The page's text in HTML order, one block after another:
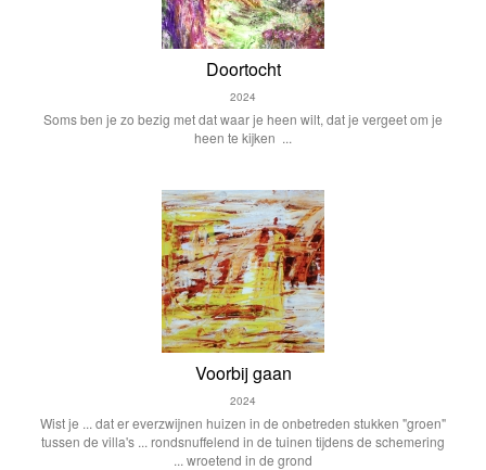
Doortocht
2024
Soms ben je zo bezig met dat waar je heen wilt, dat je vergeet om je
heen te kijken ...
Voorbij gaan
2024
Wist je ... dat er everzwijnen huizen in de onbetreden stukken "groen"
tussen de villa's ... rondsnuffelend in de tuinen tijdens de schemering
... wroetend in de grond